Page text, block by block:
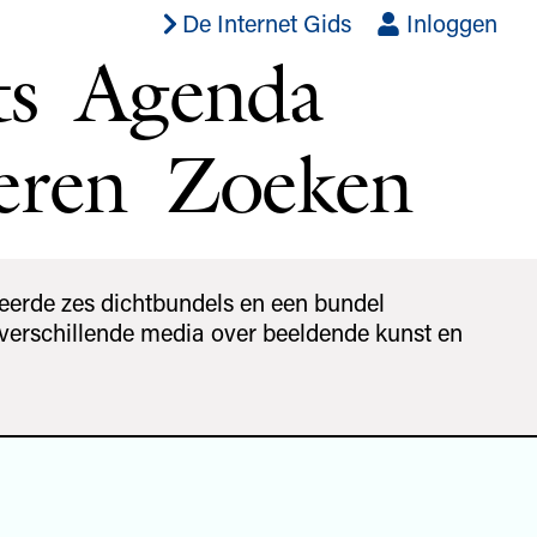
De Internet Gids Inloggen
Agenda
Zoeken
zes dichtbundels en een bundel
media over beeldende kunst en